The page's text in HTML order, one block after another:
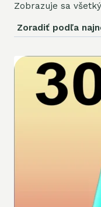
Zobrazuje sa